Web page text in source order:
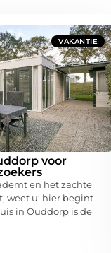
VAKANTIE
voor
en het zachte
weet u: hier begint
in Ouddorp is de